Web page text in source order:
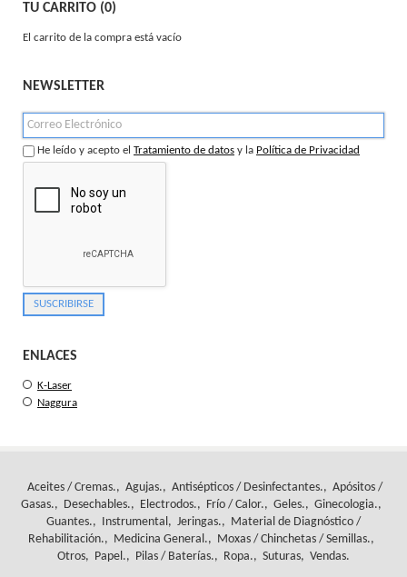
TU CARRITO (0)
El carrito de la compra está vacío
NEWSLETTER
He leído y acepto el Tratamiento de datos y la Política de Privacidad
ENLACES
K-Laser
Naggura
Aceites / Cremas. Agujas. Antisépticos / Desinfectantes.
Apósitos /
Gasas.
Desechables. Electrodos. Frío / Calor. Geles.
Ginecologia.
Guantes.
Instrumental Jeringas.
Material de Diagnóstico /
Rehabilitación.
Medicina General.
Moxas / Chinchetas / Semillas.
Otros
Papel. Pilas / Baterías. Ropa. Suturas Vendas.